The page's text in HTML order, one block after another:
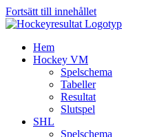
Fortsätt till innehållet
Hem
Hockey VM
Spelschema
Tabeller
Resultat
Slutspel
SHL
Spelschema